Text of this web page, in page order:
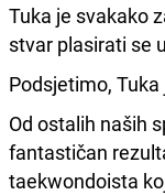
Tuka je svakako
stvar plasirati se
Podsjetimo,
Od ostalih naših
fantastičan
taekwondoista